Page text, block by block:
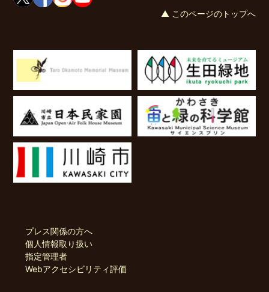
▲ このページのトップへ
プレス関係の方へ
個人情報取り扱い
指定管理者
Webアクセシビリティ評価